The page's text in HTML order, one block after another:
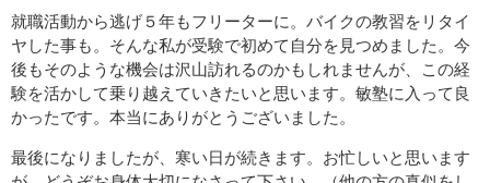
就職活動から逃げ５年もフリーターに。バイクの教習をリタイ
ヤした事も。そんな私が受験で初めて自分を見つめました。今
後もそのような機会は沢山訪れるのかもしれませんが、この経
験を活かして乗り越えていきたいと思います。敏塾に入って良
かったです。本当にありがとうございました。
最後になりましたが、寒い日が続きます。お忙しいと思います